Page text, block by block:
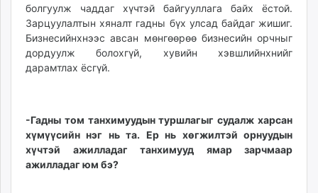
болгуулж чаддаг хүчтэй байгууллага байх ёстой.
Зарцуулалтын хяналт гадны бүх улсад байдаг жишиг.
Бизнесийнхнээс авсан мөнгөөрөө бизнесийн орчныг
дордуулж болохгүй, хувийн хэвшлийнхнийг
дарамтлах ёсгүй.
-Гадны том танхимуудын туршлагыг судалж харсан
хүмүүсийн нэг нь та. Ер нь хөгжилтэй орнуудын
хүчтэй ажилладаг танхимууд ямар зарчмаар
ажилладаг юм бэ?